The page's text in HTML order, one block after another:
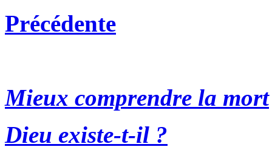
Précédente
Mieux comprendre la mort
Dieu existe-t-il ?